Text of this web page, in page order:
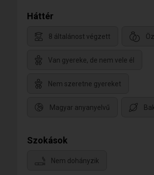
Háttér
8 általánost végzett
Van gyereke, de nem vele él
Nem szeretne gyereket
Magyar anyanyelvű
Szokások
Nem dohányzik